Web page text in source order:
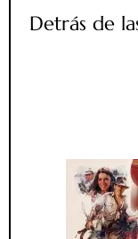
Detrás de